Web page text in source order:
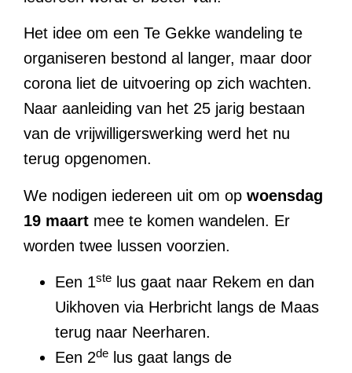
Het idee om een Te Gekke wandeling te
organiseren bestond al langer, maar door
corona liet de uitvoering op zich wachten.
Naar aanleiding van het 25 jarig bestaan
van de vrijwilligerswerking werd het nu
terug opgenomen.
We nodigen iedereen uit om op woensdag
19 maart mee te komen wandelen. Er
worden twee lussen voorzien.
Een 1ste
lus gaat naar Rekem en dan
Uikhoven via Herbricht langs de Maas
terug naar Neerharen.
Een 2de
lus gaat langs de